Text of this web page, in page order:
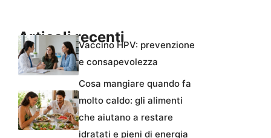
Articoli recentiVaccino HPV: prevenzione
e consapevolezza
Cosa mangiare quando fa
molto caldo: gli alimenti
che aiutano a restare
idratati e pieni di energia